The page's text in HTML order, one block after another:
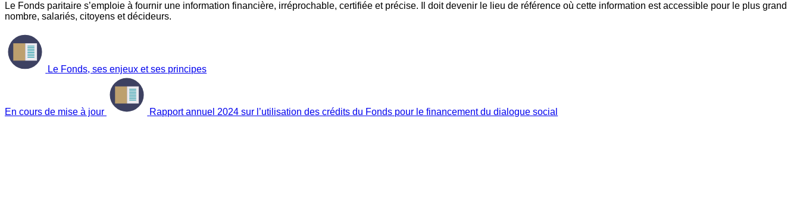
Le Fonds paritaire s’emploie à fournir une information financière, irréprochable, certifiée et précise. Il doit devenir le lieu de référence où cette information est accessible pour le plus grand
nombre, salariés, citoyens et décideurs.
Le Fonds, ses enjeux et ses principes
En cours de mise à jour Rapport annuel 2024 sur l’utilisation des crédits du Fonds pour le financement du dialogue social